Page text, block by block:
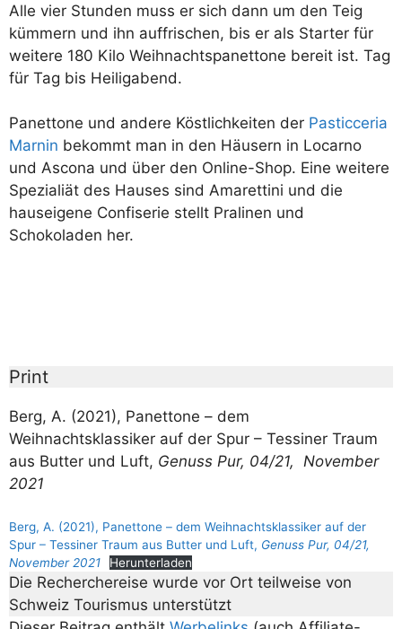
Alle vier Stunden muss er sich dann um den Teig
kümmern und ihn auffrischen, bis er als Starter für
weitere 180 Kilo Weihnachtspanettone bereit ist. Tag
für Tag bis Heiligabend.
Panettone und andere Köstlichkeiten der Pasticceria
Marnin bekommt man in den Häusern in Locarno
und Ascona und über den Online-Shop. Eine weitere
Spezialiät des Hauses sind Amarettini und die
hauseigene Confiserie stellt Pralinen und
Schokoladen her.
Print
Berg, A. (2021), Panettone – dem
Weihnachtsklassiker auf der Spur – Tessiner Traum
aus Butter und Luft, Genuss Pur, 04/21, November
2021
Berg, A. (2021), Panettone – dem Weihnachtsklassiker auf der
Spur – Tessiner Traum aus Butter und Luft, Genuss Pur, 04/21,
November 2021
Herunterladen
Die Recherchereise wurde vor Ort teilweise von
Schweiz Tourismus unterstützt